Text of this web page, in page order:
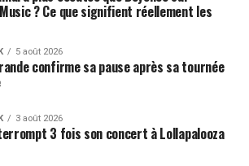
Music ? Ce que signifient réellement les
5 août 2026
confirme sa pause après sa tournée
3 août 2026
3 fois son concert à Lollapalooza